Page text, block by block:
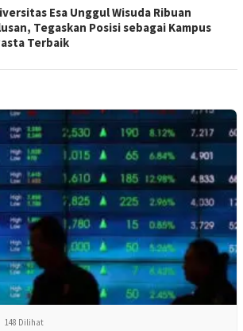
Esa Unggul Wisuda Ribuan
Tegaskan Posisi sebagai Kampus
Terbaik
148 Dilihat